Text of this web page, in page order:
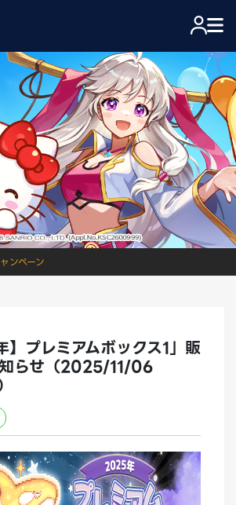
ンペーン
】プレミアムボックス1」販
らせ（2025/11/06